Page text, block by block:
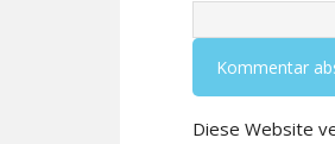
Diese Website